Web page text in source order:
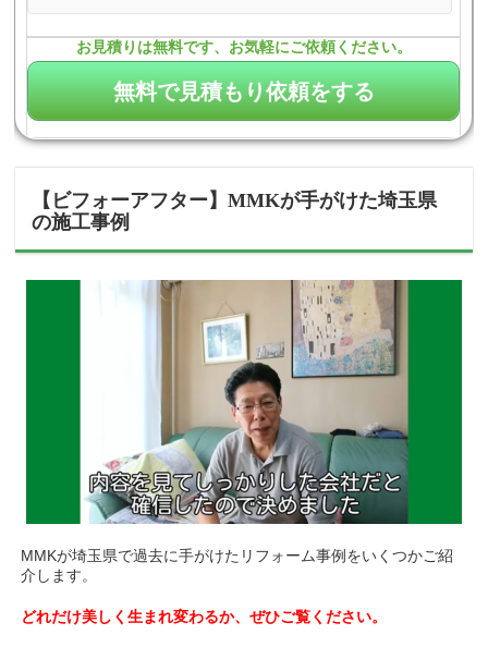
お見積りは無料です、お気軽にご依頼ください。
【ビフォーアフター】MMKが手がけた埼玉県
の施工事例
MMKが埼玉県で過去に手がけたリフォーム事例をいくつかご紹
介します。
どれだけ美しく生まれ変わるか、ぜひご覧ください。